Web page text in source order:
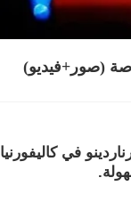
في كاليفورنيا